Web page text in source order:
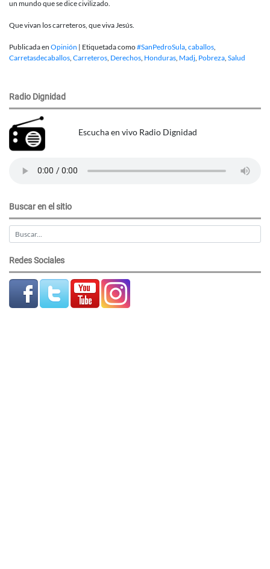
un mundo que se dice civilizado.
Que vivan los carreteros, que viva Jesús.
Publicada en Opinión | Etiquetada como#SanPedroSula caballos
Carretasdecaballos Carreteros Derechos Honduras Madj Pobreza Salud
Radio Dignidad
Escucha en vivo Radio Dignidad
Buscar en el sitio
Redes Sociales